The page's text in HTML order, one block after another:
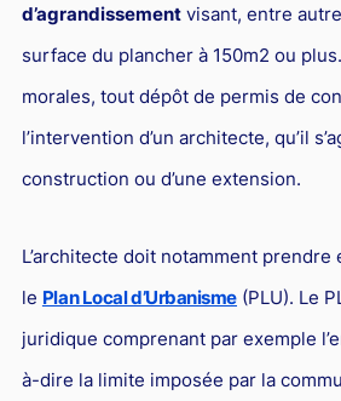
Restructuration d'entreprise
Droit et Fiscalité du marché de l'Art
Transmission d'entreprise et avocat
Gestion des crises
Contentieux cession d’entreprise
d’agrandissementvisant, entre
surface du plancher à 150m2 ou
morales, tout dépôt de permis de
l’intervention d’un architecte, qu’il
construction ou d’une extension.
L’architecte doit notamment prendre
le Plan Local d’Urbanisme (PLU). Le
juridique comprenant par exemple
à-dire la limite imposée par la